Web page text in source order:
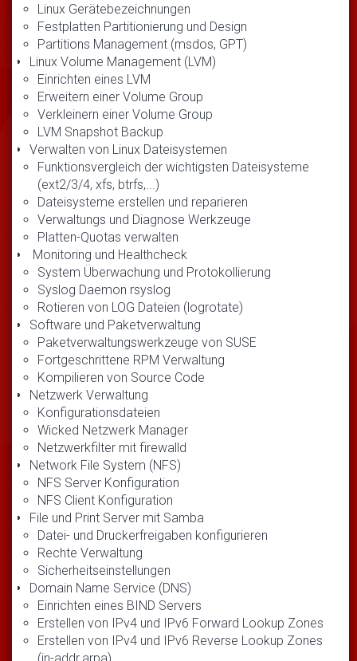
Linux Gerätebezeichnungen
Festplatten Partitionierung und Design
Partitions Management (msdos, GPT)
Linux Volume Management (LVM)
Einrichten eines LVM
Erweitern einer Volume Group
Verkleinern einer Volume Group
LVM Snapshot Backup
Verwalten von Linux Dateisystemen
Funktionsvergleich der wichtigsten Dateisysteme
(ext2/3/4, xfs, btrfs,...)
Dateisysteme erstellen und reparieren
Verwaltungs und Diagnose Werkzeuge
Platten-Quotas verwalten
Monitoring und Healthcheck
System Überwachung und Protokollierung
Syslog Daemon rsyslog
Rotieren von LOG Dateien (logrotate)
Software und Paketverwaltung
Paketverwaltungswerkzeuge von SUSE
Fortgeschrittene RPM Verwaltung
Kompilieren von Source Code
Netzwerk Verwaltung
Konfigurationsdateien
Wicked Netzwerk Manager
Netzwerkfilter mit firewalld
Network File System (NFS)
NFS Server Konfiguration
NFS Client Konfiguration
File und Print Server mit Samba
Datei- und Druckerfreigaben konfigurieren
Rechte Verwaltung
Sicherheitseinstellungen
Domain Name Service (DNS)
Einrichten eines BIND Servers
Erstellen von IPv4 und IPv6 Forward Lookup Zones
Erstellen von IPv4 und IPv6 Reverse Lookup Zones